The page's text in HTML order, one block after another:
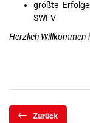
größte
SWFV
Herzlich Willkommen
Zurück